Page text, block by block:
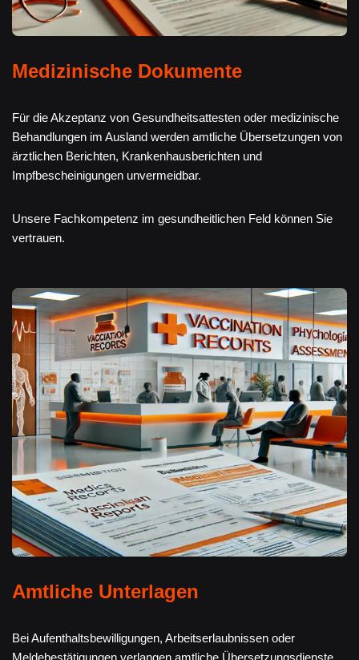
Medizinische Dokumente
Für die Akzeptanz von Gesundheitsattesten oder medizinische
Behandlungen im Ausland werden amtliche Übersetzungen von
ärztlichen Berichten, Krankenhausberichten und
Impfbescheinigungen unvermeidbar.
Unsere Fachkompetenz im gesundheitlichen Feld können Sie
vertrauen.
Amtliche Unterlagen
Bei Aufenthaltsbewilligungen, Arbeitserlaubnissen oder